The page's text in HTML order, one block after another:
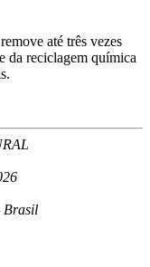
até três vezes
da reciclagem química
Brasil